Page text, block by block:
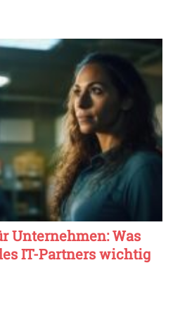
Unternehmen: Was
IT-Partners wichtig